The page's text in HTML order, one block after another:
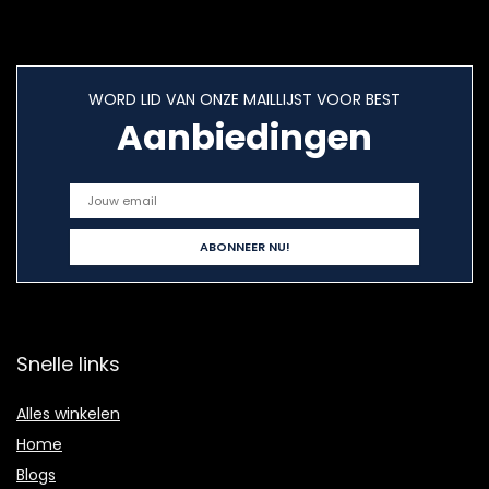
WORD LID VAN ONZE MAILLIJST VOOR BEST
Aanbiedingen
Snelle links
Alles winkelen
Home
Blogs